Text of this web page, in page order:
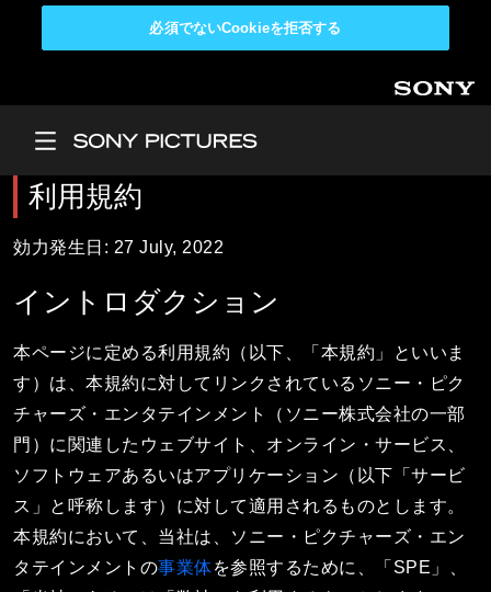
必須でないCookieを拒否する
利用規約
効力発生日: 27 July, 2022
イントロダクション
本ページに定める利用規約（以下、「本規約」といいま
す）は、本規約に対してリンクされているソニー・ピク
チャーズ・エンタテインメント（ソニー株式会社の一部
門）に関連したウェブサイト、オンライン・サービス、
ソフトウェアあるいはアプリケーション（以下「サービ
ス」と呼称します）に対して適用されるものとします。
本規約において、当社は、ソニー・ピクチャーズ・エン
タテインメントの事業体を参照するために、「SPE」、